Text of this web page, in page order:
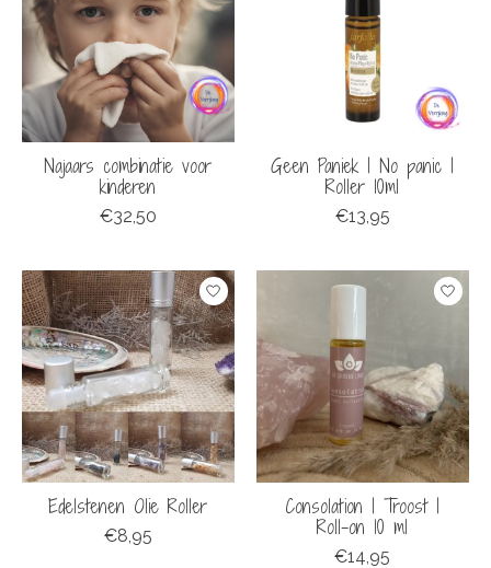
Najaars combinatie voor
kinderen
€32,50
Geen Paniek | No panic |
Roller 10ml
€13,95
Edelstenen Olie Roller
€8,95
Consolation | Troost |
Roll-on 10 ml
€14,95